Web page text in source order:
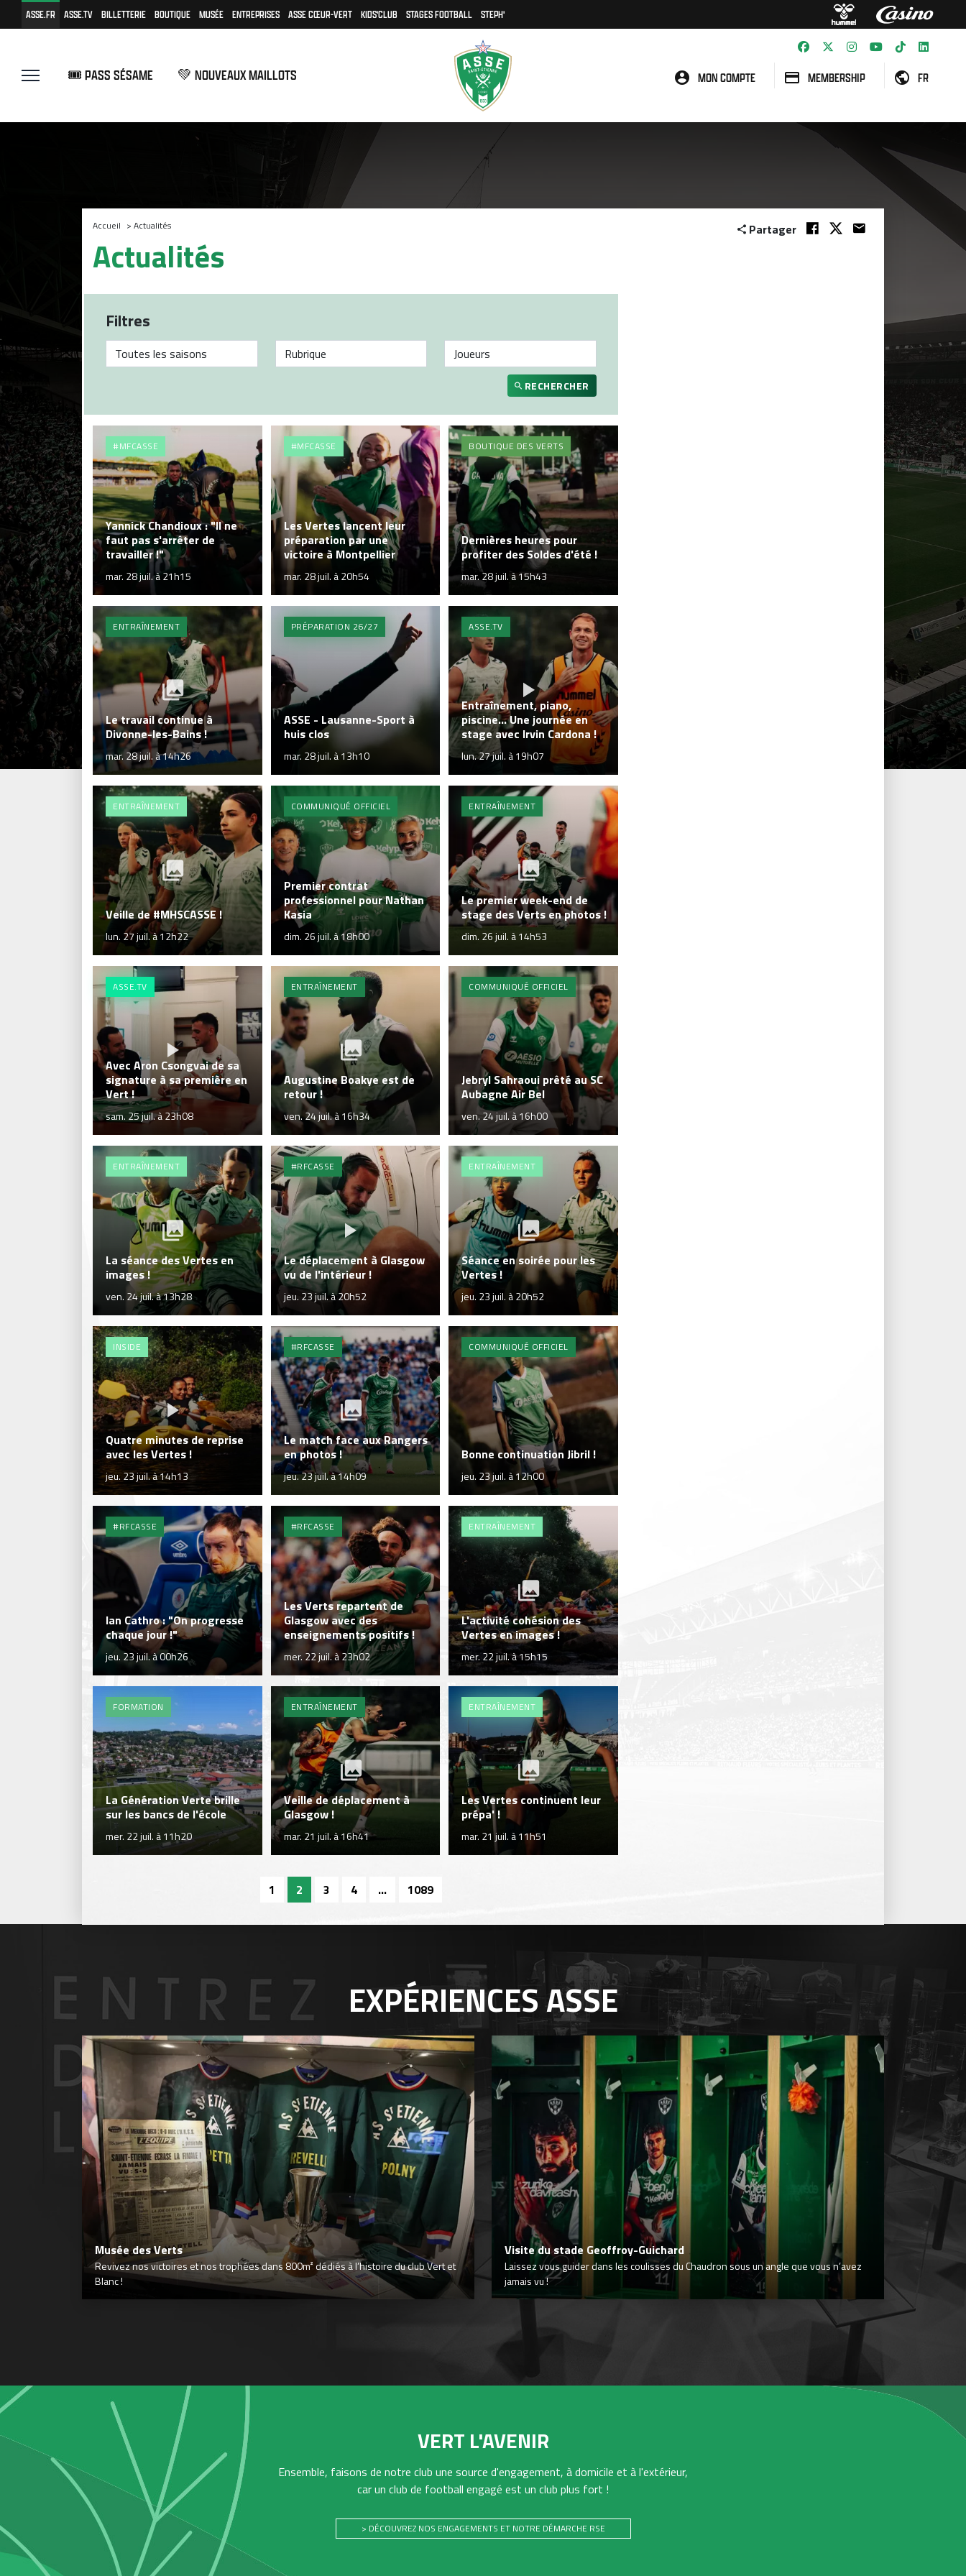
ASSE.FR ASSE.TV BILLETTERIE BOUTIQUE MUSÉE ENTREPRISES ASSE CŒUR-VERT KIDS'CLUB STAGES FOOTBALL STEPH'
🎟️ PASS SÉSAME 💚 NOUVEAUX MAILLOTS MON COMPTE MEMBERSHIP FR
Accueil > Actualités Partager
Actualités
Filtres
RECHERCHER
#MFCASSE
Yannick Chandioux : "Il ne
faut pas s'arrêter de
travailler !"
mar. 28 juil. à 21h15
#MFCASSE
Les Vertes lancent leur
préparation par une
victoire à Montpellier
mar. 28 juil. à 20h54
BOUTIQUE DES VERTS
Dernières heures pour
profiter des Soldes d'été !
mar. 28 juil. à 15h43
ENTRAÎNEMENT
Le travail continue à
Divonne-les-Bains !
mar. 28 juil. à 14h26
PRÉPARATION 26/27
ASSE - Lausanne-Sport à
huis clos
mar. 28 juil. à 13h10
ASSE.TV
Entraînement, piano,
piscine... Une journée en
stage avec Irvin Cardona !
lun. 27 juil. à 19h07
ENTRAÎNEMENT
Veille de #MHSCASSE !
lun. 27 juil. à 12h22
COMMUNIQUÉ OFFICIEL
Premier contrat
professionnel pour Nathan
Kasia
dim. 26 juil. à 18h00
ENTRAÎNEMENT
Le premier week-end de
stage des Verts en photos !
dim. 26 juil. à 14h53
ASSE.TV
Avec Aron Csongvai de sa
signature à sa première en
Vert !
sam. 25 juil. à 23h08
ENTRAÎNEMENT
Augustine Boakye est de
retour !
ven. 24 juil. à 16h34
COMMUNIQUÉ OFFICIEL
Jebryl Sahraoui prêté au SC
Aubagne Air Bel
ven. 24 juil. à 16h00
ENTRAÎNEMENT
La séance des Vertes en
images !
ven. 24 juil. à 13h28
#RFCASSE
Le déplacement à Glasgow
vu de l'intérieur !
jeu. 23 juil. à 20h52
ENTRAÎNEMENT
Séance en soirée pour les
Vertes !
jeu. 23 juil. à 20h52
INSIDE
Quatre minutes de reprise
avec les Vertes !
jeu. 23 juil. à 14h13
#RFCASSE
Le match face aux Rangers
en photos !
jeu. 23 juil. à 14h09
COMMUNIQUÉ OFFICIEL
Bonne continuation Jibril !
jeu. 23 juil. à 12h00
#RFCASSE
Ian Cathro : "On progresse
chaque jour !"
jeu. 23 juil. à 00h26
#RFCASSE
Les Verts repartent de
Glasgow avec des
enseignements positifs !
mer. 22 juil. à 23h02
ENTRAÎNEMENT
L'activité cohésion des
Vertes en images !
mer. 22 juil. à 15h15
FORMATION
La Génération Verte brille
sur les bancs de l'école
mer. 22 juil. à 11h20
ENTRAÎNEMENT
Veille de déplacement à
Glasgow !
mar. 21 juil. à 16h41
ENTRAÎNEMENT
Les Vertes continuent leur
prépa' !
mar. 21 juil. à 11h51
1 2 3 4 ... 1089
EXPÉRIENCESASSE
Musée des Verts
Revivez nos victoires et nos trophées dans 800m² dédiés à l’histoire du club Vert et
Blanc !
Visite du stade Geoffroy-Guichard
Laissez vous guider dans les coulisses du Chaudron sous un angle que vous n’avez
jamais vu !
VERT L'AVENIR
Ensemble, faisons de notre club une source d'engagement, à domicile et à l'extérieur,
car un club de football engagé est un club plus fort !
> DÉCOUVREZ NOS ENGAGEMENTS ET NOTRE DÉMARCHE RSE